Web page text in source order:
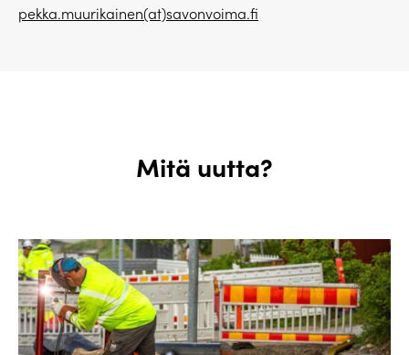
pekka.muurikainen(at)savonvoima.fi
Mitä uutta?